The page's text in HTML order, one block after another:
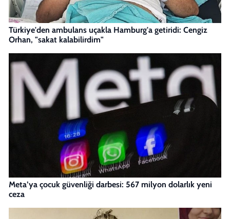
Türkiye'den ambulans uçakla Hamburg'a getiridi: Cengiz
Orhan, "sakat kalabilirdim"
Meta’ya çocuk güvenliği darbesi: 567 milyon dolarlık yeni
ceza